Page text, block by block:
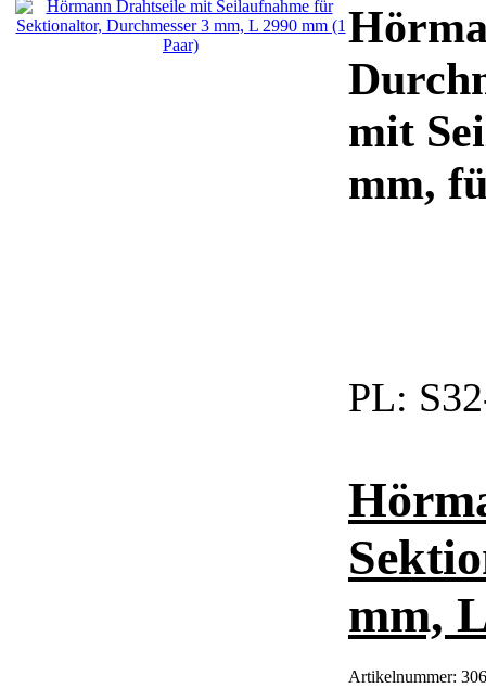
mit
mm,
PL:
mm,
Artikelnummer: